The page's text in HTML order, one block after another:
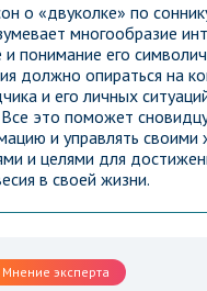
о «двуколке» по
многообразие
и понимание его
должно опираться на
и его личных
это поможет
и управлять своими
и целями для
в своей жизни.
Мнение эксперта